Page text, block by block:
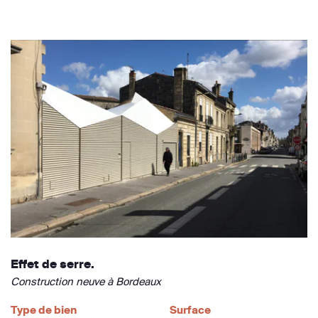
Effet de serre.
Construction neuve à Bordeaux
Type de bien
Surface